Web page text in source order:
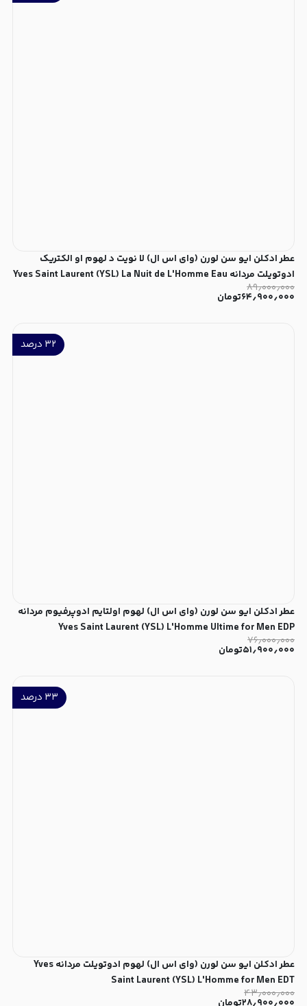
عطر ادکلن ایو سن لورن (وای اس ال) لا نویت د لهوم او الکتریک
ادوتویلت مردانه Yves Saint Laurent (YSL) La Nuit de L'Homme Eau
Électrique for Men EDT
۸۹٫۰۰۰٫۰۰۰
۶۴٫۹۰۰٫۰۰۰تومان
۳۲ درصد
عطر ادکلن ایو سن لورن (وای اس ال) لهوم اولتایم ادوپرفیوم مردانه
Yves Saint Laurent (YSL) L'Homme Ultime for Men EDP
۷۶٫۰۰۰٫۰۰۰
۵۱٫۹۰۰٫۰۰۰تومان
۳۳ درصد
عطر ادکلن ایو سن لورن (وای اس ال) لهوم ادوتویلت مردانه Yves
Saint Laurent (YSL) L'Homme for Men EDT
۴۳٫۰۰۰٫۰۰۰